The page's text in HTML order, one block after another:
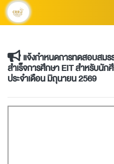
แจ้งกำหนดการทดสอบสม
สำเร็จการศึกษา EIT สำหรับนั
ประจำเดือน มิถุนายน 2569